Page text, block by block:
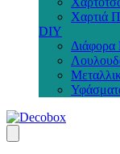
Χαρτιά
DIY
Διάφορα